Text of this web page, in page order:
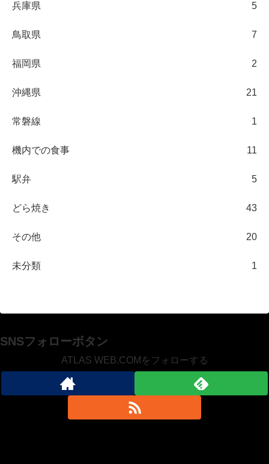
兵庫県 5
鳥取県 7
福岡県 2
沖縄県 21
常磐線 1
機内での食事 11
駅弁 5
どら焼き 43
その他 20
未分類 1
SNSフォローボタン
ATLAS WEB.COMをフォローする